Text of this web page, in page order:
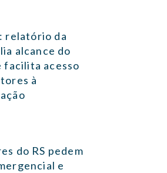
relatório da
alcance do
facilita acesso
à
do RS pedem
e